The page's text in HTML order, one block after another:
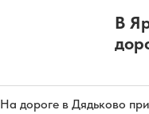
В
На дороге в Дядьково